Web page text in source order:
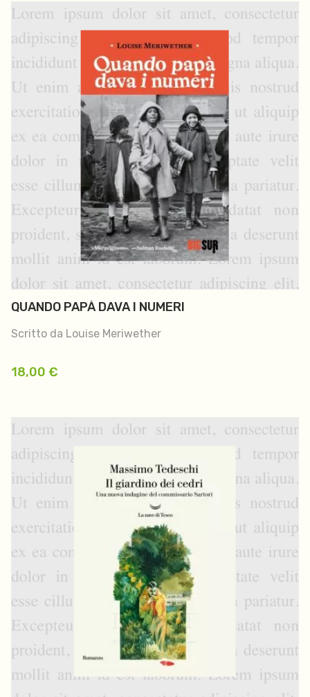
QUANDO PAPÀ DAVA I NUMERI
Scritto da Louise Meriwether
18,00 €